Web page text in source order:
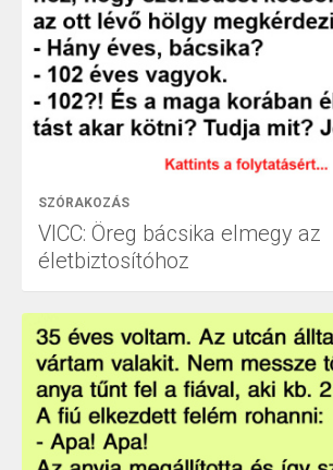
SZÓRAKOZÁS
VICC: Öreg bácsika elmegy az
életbiztosítóhoz